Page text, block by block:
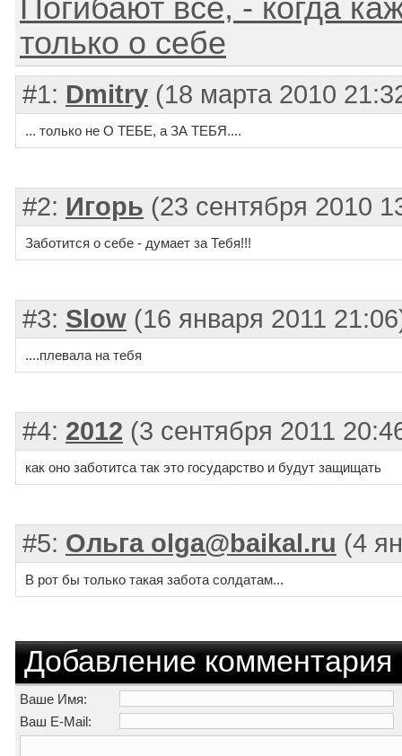
Погибают все, - когда
только о себе
#1: Dmitry (18 марта 2010
... только не О ТЕБЕ, а ЗА ТЕБЯ....
#2: Игорь (23 сентября 2010
Заботится о себе - думает за Тебя!!!
#3: Slow (16 января 2011
....плевала на тебя
#4: 2012 (3 сентября 2011
как оно заботитса так это государство и будут защищать
#5: Ольга olga@baikal.ru (4
В рот бы только такая забота солдатам...
Добавление комментария
Ваше Имя:
Ваш E-Mail: